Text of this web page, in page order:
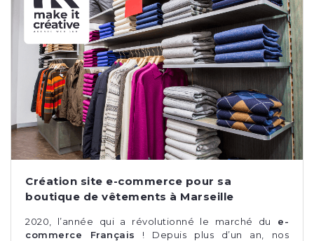
Création site e-commerce pour sa
boutique de vêtements à Marseille
2020, l’année qui a révolutionné le marché du
e-
commerce Français
! Depuis plus d’un an, nos